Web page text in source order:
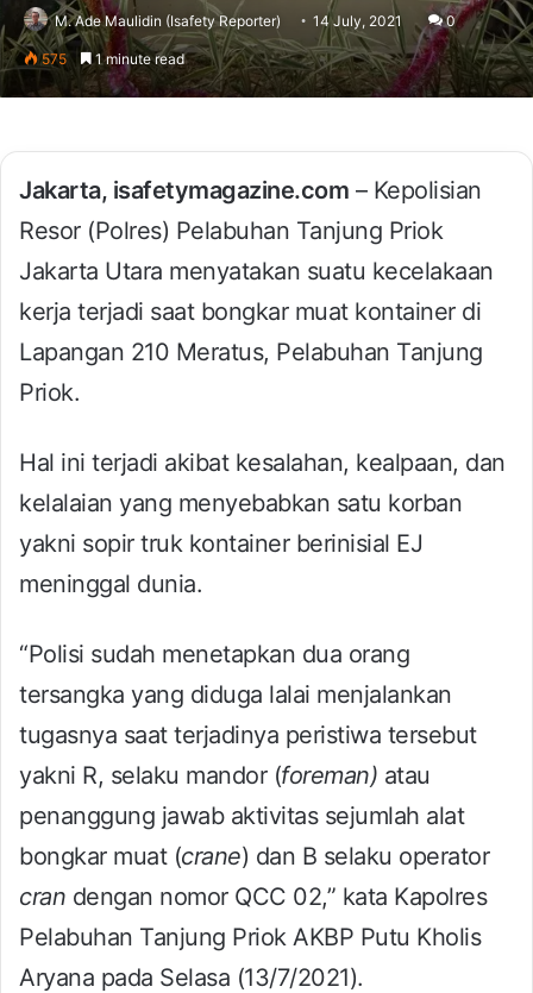
M. Ade Maulidin (Isafety Reporter) 14 July, 2021 0
575 1 minute read
Jakarta, isafetymagazine.com – Kepolisian
Resor (Polres) Pelabuhan Tanjung Priok
Jakarta Utara menyatakan suatu kecelakaan
kerja terjadi saat bongkar muat kontainer di
Lapangan 210 Meratus, Pelabuhan Tanjung
Priok.
Hal ini terjadi akibat kesalahan, kealpaan, dan
kelalaian yang menyebabkan satu korban
yakni sopir truk kontainer berinisial EJ
meninggal dunia.
“Polisi sudah menetapkan dua orang
tersangka yang diduga lalai menjalankan
tugasnya saat terjadinya peristiwa tersebut
yakni R, selaku mandor (foreman) atau
penanggung jawab aktivitas sejumlah alat
bongkar muat (crane) dan B selaku operator
cran dengan nomor QCC 02,” kata Kapolres
Pelabuhan Tanjung Priok AKBP Putu Kholis
Aryana pada Selasa (13/7/2021).